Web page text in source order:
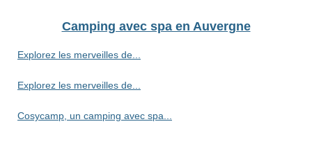
Camping avec spa en Auvergne
Explorez les merveilles de...
Explorez les merveilles de...
Cosycamp, un camping avec spa...